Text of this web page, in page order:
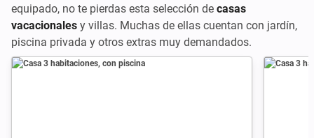
equipado, no te pierdas esta selección de casas
vacacionales y villas. Muchas de ellas cuentan con jardín,
piscina privada y otros extras muy demandados.